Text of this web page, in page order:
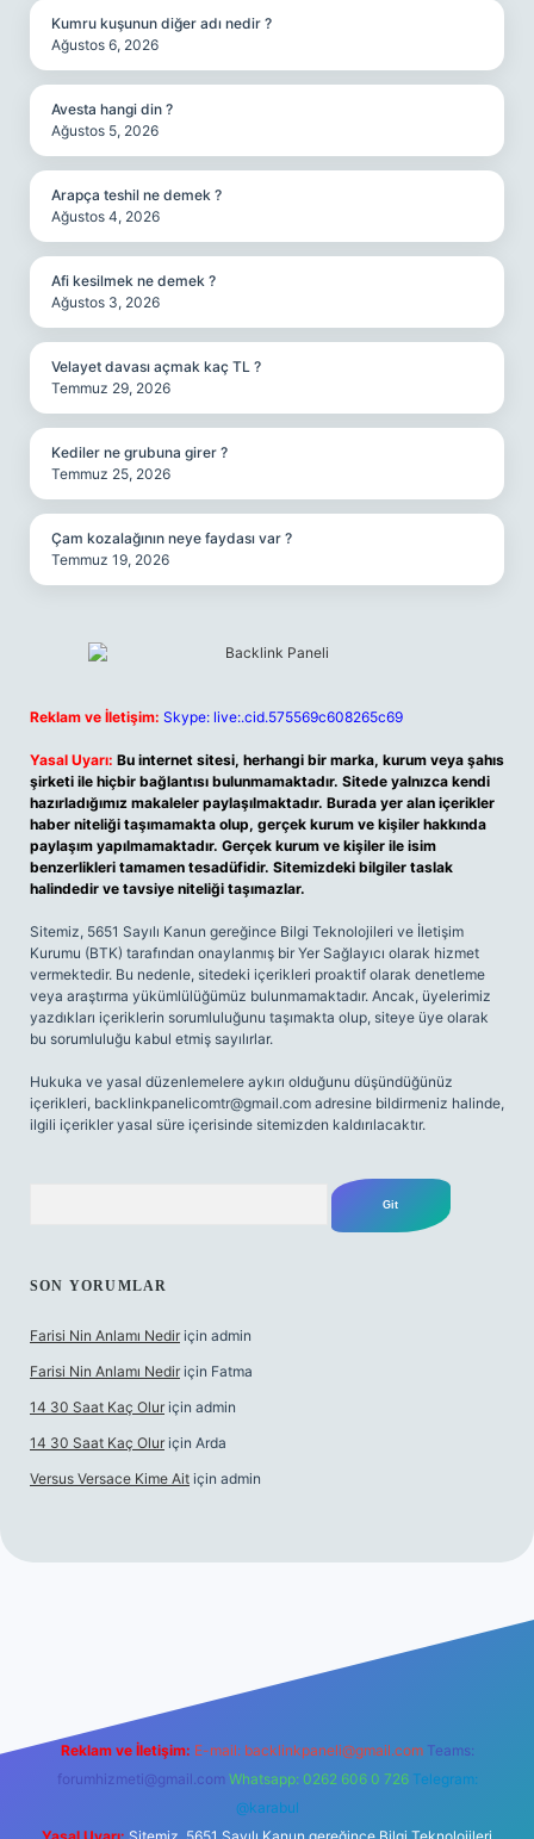
Kumru kuşunun diğer adı nedir ?
Ağustos 6, 2026
Avesta hangi din ?
Ağustos 5, 2026
Arapça teshil ne demek ?
Ağustos 4, 2026
Afi kesilmek ne demek ?
Ağustos 3, 2026
Velayet davası açmak kaç TL ?
Temmuz 29, 2026
Kediler ne grubuna girer ?
Temmuz 25, 2026
Çam kozalağının neye faydası var ?
Temmuz 19, 2026
Reklam ve İletişim: Skype: live:.cid.575569c608265c69
Yasal Uyarı: Bu internet sitesi, herhangi bir marka, kurum veya şahıs
şirketi ile hiçbir bağlantısı bulunmamaktadır. Sitede yalnızca kendi
hazırladığımız makaleler paylaşılmaktadır. Burada yer alan içerikler
haber niteliği taşımamakta olup, gerçek kurum ve kişiler hakkında
paylaşım yapılmamaktadır. Gerçek kurum ve kişiler ile isim
benzerlikleri tamamen tesadüfidir. Sitemizdeki bilgiler taslak
halindedir ve tavsiye niteliği taşımazlar.
Sitemiz, 5651 Sayılı Kanun gereğince Bilgi Teknolojileri ve İletişim
Kurumu (BTK) tarafından onaylanmış bir Yer Sağlayıcı olarak hizmet
vermektedir. Bu nedenle, sitedeki içerikleri proaktif olarak denetleme
veya araştırma yükümlülüğümüz bulunmamaktadır. Ancak, üyelerimiz
yazdıkları içeriklerin sorumluluğunu taşımakta olup, siteye üye olarak
bu sorumluluğu kabul etmiş sayılırlar.
Hukuka ve yasal düzenlemelere aykırı olduğunu düşündüğünüz
içerikleri, backlinkpanelicomtr@gmail.com adresine bildirmeniz halinde,
ilgili içerikler yasal süre içerisinde sitemizden kaldırılacaktır.
SON YORUMLAR
Farisi Nin Anlamı Nedir için admin
Farisi Nin Anlamı Nedir için Fatma
14 30 Saat Kaç Olur için admin
14 30 Saat Kaç Olur için Arda
Versus Versace Kime Ait için admin
Reklam ve İletişim: E-mail: backlinkpaneli@gmail.com Teams:
forumhizmeti@gmail.com Whatsapp: 0262 606 0 726 Telegram:
@karabul